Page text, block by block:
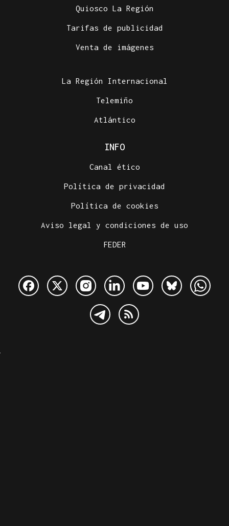
Quiosco La Región
Tarifas de publicidad
Venta de imágenes
La Región Internacional
Telemiño
Atlántico
INFO
Canal ético
Política de privacidad
Política de cookies
Aviso legal y condiciones de uso
FEDER